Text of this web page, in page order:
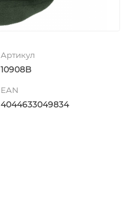
Артикул
10908B
EAN
4044633049834